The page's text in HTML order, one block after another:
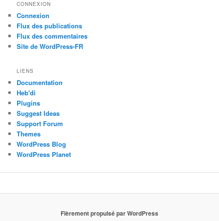
CONNEXION
Connexion
Flux des publications
Flux des commentaires
Site de WordPress-FR
LIENS
Documentation
Heb'di
Plugins
Suggest Ideas
Support Forum
Themes
WordPress Blog
WordPress Planet
Fièrement propulsé par WordPress